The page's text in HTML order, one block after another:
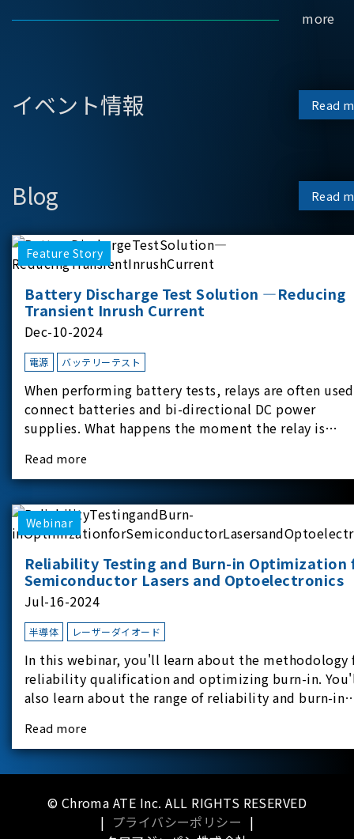
more
イベント情報 Read
Blog Read
Feature Story
Battery Discharge Test Solution —Reducing
Transient Inrush Current
Dec-10-2024
電源 バッテリーテスト
When performing battery tests, relays are often
connect batteries and bi-directional DC power
supplies. What happens the moment the relay is
experimental equipment for this study.provides an
applicati
Read more
Webinar
Reliability Testing and Burn-in Optimization
Semiconductor Lasers and Optoelectronics
Jul-16-2024
半導体 レーザーダイオード
In this webinar, you'll learn about the methodology
reliability qualification and optimizing burn-in.
also learn about the range of reliability and burn-in
reliability-test-as-a-service options.
Read more
© Chroma ATE Inc. ALL RIGHTS RESERVED
| プライバシーポリシー |